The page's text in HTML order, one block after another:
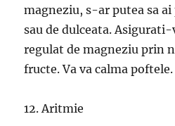
magneziu, s-ar putea sa
sau de dulceata.
regulat de magneziu prin
fructe. Va va calma poftele.
12. Aritmie